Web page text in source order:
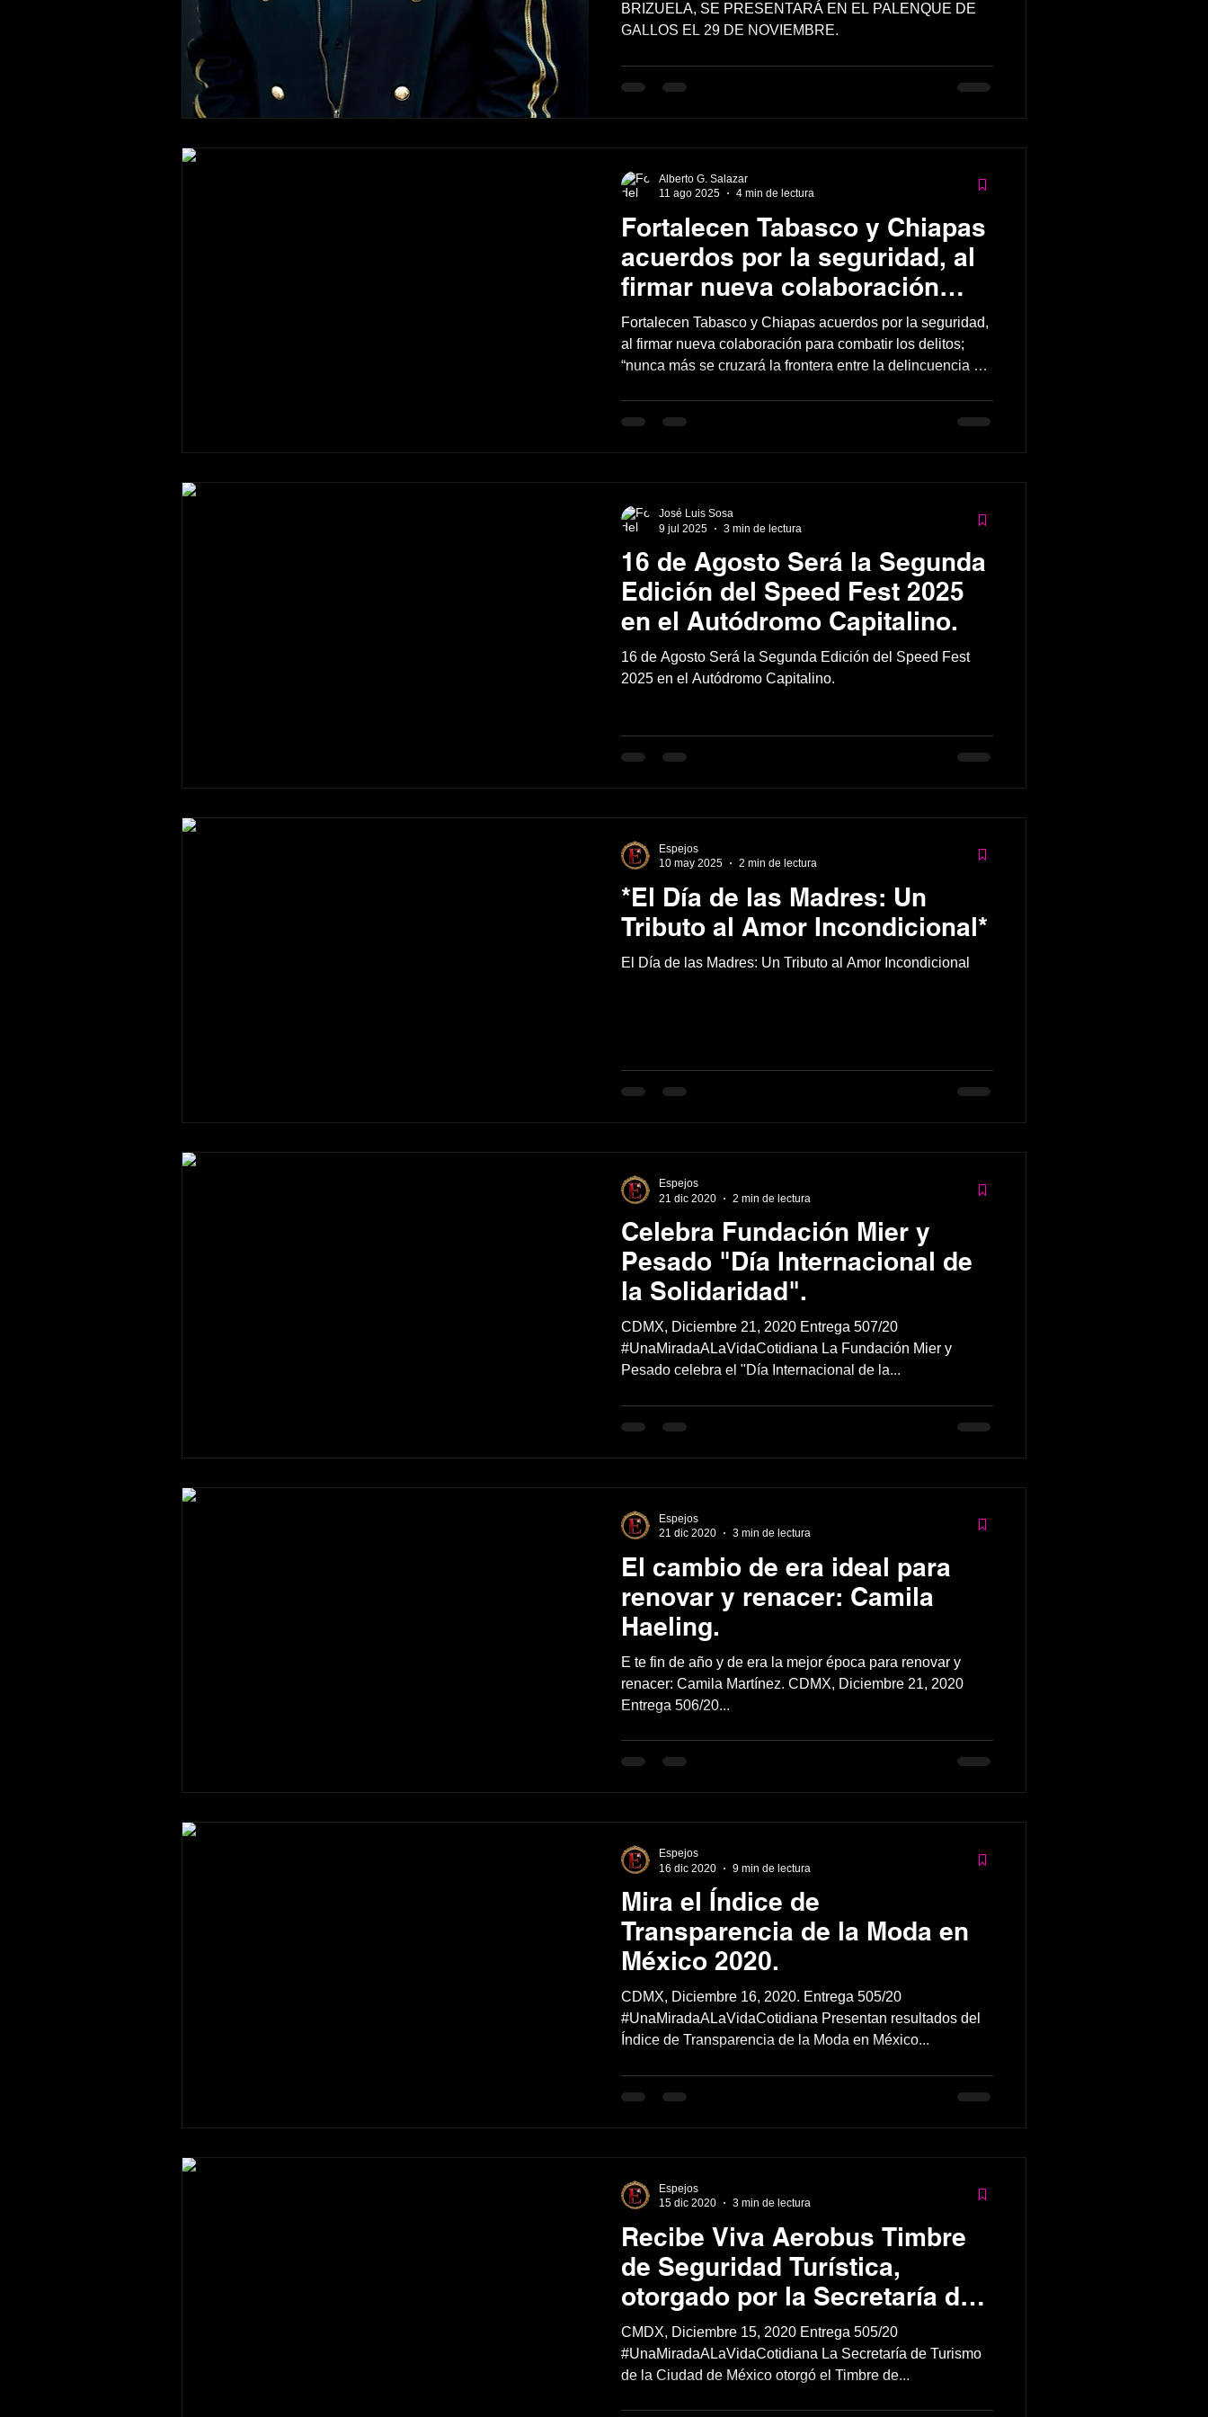
TRADICIONES SEGURIDAD
GALLOS EL 29 DE
NOVIEMBRE.
BRIZUELA, SE PRESENTARÁ EN EL PALENQUE DE
GALLOS EL 29 DE NOVIEMBRE.
Fortalecen Tabasco y Chiapas
acuerdos por la seguridad, al
firmar nueva colaboración
para combatir los delitos;
“nunca más se cruzará la
frontera entre la delincuencia
y las autoridades”.
Fortalecen Tabasco y Chiapas acuerdos por la seguridad,
al firmar nueva colaboración para combatir los delitos;
“nunca más se cruzará la frontera entre la delincuencia y
Alberto G. Salazar
11 ago 2025
4 min de lectura
16 de Agosto Será la Segunda
Edición del Speed Fest 2025
en el Autódromo Capitalino.
16 de Agosto Será la Segunda Edición del Speed Fest
2025 en el Autódromo Capitalino.
José Luis Sosa
9 jul 2025
3 min de lectura
*El Día de las Madres: Un
Tributo al Amor Incondicional*
El Día de las Madres: Un Tributo al Amor Incondicional
Espejos
10 may 2025
2 min de lectura
Celebra Fundación Mier y
Pesado "Día Internacional de
la Solidaridad".
CDMX, Diciembre 21, 2020 Entrega 507/20
#UnaMiradaALaVidaCotidiana La Fundación Mier y
Pesado celebra el "Día Internacional de la...
Espejos
21 dic 2020
2 min de lectura
El cambio de era ideal para
renovar y renacer: Camila
Haeling.
E te fin de año y de era la mejor época para renovar y
renacer: Camila Martínez. CDMX, Diciembre 21, 2020
Entrega 506/20...
Espejos
21 dic 2020
3 min de lectura
Mira el Índice de
Transparencia de la Moda en
México 2020.
CDMX, Diciembre 16, 2020. Entrega 505/20
#UnaMiradaALaVidaCotidiana Presentan resultados del
Índice de Transparencia de la Moda en México...
Espejos
16 dic 2020
9 min de lectura
Recibe Viva Aerobus Timbre
de Seguridad Turística,
otorgado por la Secretaría de
Turismo de la CMDX.
CMDX, Diciembre 15, 2020 Entrega 505/20
#UnaMiradaALaVidaCotidiana La Secretaría de Turismo
de la Ciudad de México otorgó el Timbre de...
Espejos
15 dic 2020
3 min de lectura